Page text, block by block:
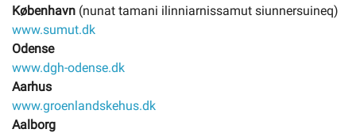
København (nunat tamani ilinniarnissamut siunnersuineq)
www.sumut.dk
Odense
www.dgh-odense.dk
Aarhus
www.groenlandskehus.dk
Aalborg